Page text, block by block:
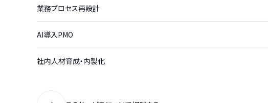
業務プロセス再設計
AI導入PMO
社内人材育成・内製化